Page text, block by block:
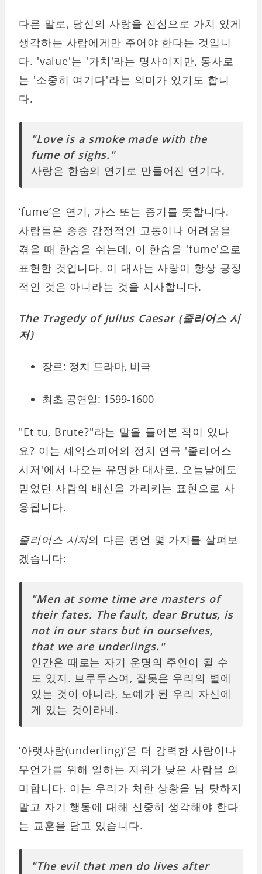
다른 말로, 당신의 사랑을 진심으로 가치 있게
생각하는 사람에게만 주어야 한다는 것입니
다. 'value'는 '가치'라는 명사이지만, 동사로
는 '소중히 여기다'라는 의미가 있기도 합니
다.
"Love is a smoke made with the
fume of sighs."
사랑은 한숨의 연기로 만들어진 연기다.
‘fume’은 연기, 가스 또는 증기를 뜻합니다.
사람들은 종종 감정적인 고통이나 어려움을
겪을 때 한숨을 쉬는데, 이 한숨을 'fume'으로
표현한 것입니다. 이 대사는 사랑이 항상 긍정
적인 것은 아니라는 것을 시사합니다.
The Tragedy of Julius Caesar (줄리어스 시
저)
장르: 정치 드라마, 비극
최초 공연일: 1599-1600
"Et tu, Brute?"라는 말을 들어본 적이 있나
요? 이는 셰익스피어의 정치 연극 '줄리어스
시저'에서 나오는 유명한 대사로, 오늘날에도
믿었던 사람의 배신을 가리키는 표현으로 사
용됩니다.
줄리어스 시저의 다른 명언 몇 가지를 살펴보
겠습니다:
"Men at some time are masters of
their fates. The fault, dear Brutus, is
not in our stars but in ourselves,
that we are underlings."
인간은 때로는 자기 운명의 주인이 될 수
도 있지. 브루투스여, 잘못은 우리의 별에
있는 것이 아니라, 노예가 된 우리 자신에
게 있는 것이라네.
‘아랫사람(underling)’은 더 강력한 사람이나
무언가를 위해 일하는 지위가 낮은 사람을 의
미합니다. 이는 우리가 처한 상황을 남 탓하지
말고 자기 행동에 대해 신중히 생각해야 한다
는 교훈을 담고 있습니다.
"The evil that men do lives after